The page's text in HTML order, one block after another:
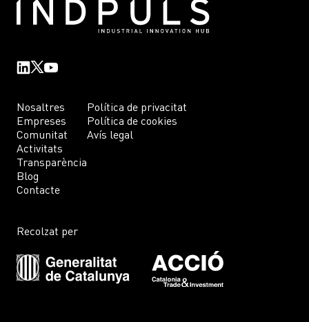
Nosaltres
Empreses
Comunitat
Activitats
Transparència
Blog
Contacte
Política de privacitat
Política de cookies
Avís legal
Recolzat per